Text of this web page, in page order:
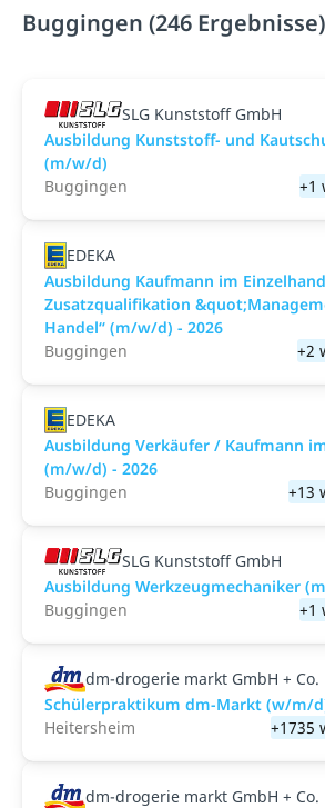
Buggingen (246 Ergebnisse)
SLG Kunststoff GmbH
Ausbildung Kunststoff- und
(m/w/d)
Buggingen
+1
EDEKA
Ausbildung Kaufmann im
Zusatzqualifikation
Handel“ (m/w/d) - 2026
Buggingen
+2
EDEKA
Ausbildung Verkäufer / Kaufmann
(m/w/d) - 2026
Buggingen
+13
SLG Kunststoff GmbH
Ausbildung Werkzeugmechaniker
Buggingen
+1
dm-drogerie markt GmbH + Co.
Schülerpraktikum dm-Markt (w/m/
Heitersheim
+1735
dm-drogerie markt GmbH + Co.